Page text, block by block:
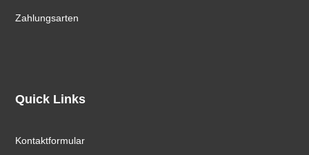
Zahlungsarten
Quick Links
Kontaktformular